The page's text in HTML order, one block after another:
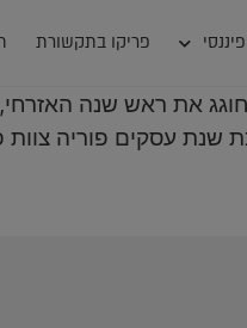
פריקו בתקשורת
העולם הנוצרי חוגג את
שנת עסקים פוריה צוות